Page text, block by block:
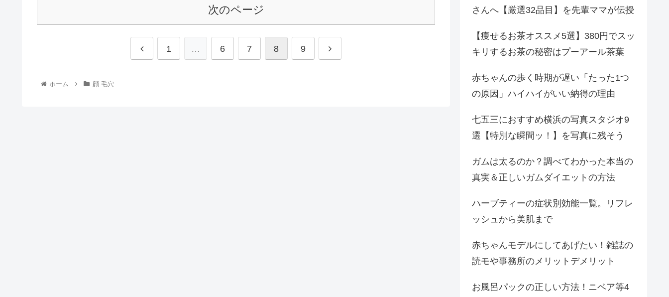
次のページ
1 … 6 7 8 9
ホーム 顔 毛穴
さんへ【厳選32品目】を先輩ママが伝授
【痩せるお茶オススメ5選】380円でスッ
キリするお茶の秘密はプーアール茶葉
赤ちゃんの歩く時期が遅い「たった1つ
の原因」ハイハイがいい納得の理由
七五三におすすめ横浜の写真スタジオ9
選【特別な瞬間ッ！】を写真に残そう
ガムは太るのか？調べてわかった本当の
真実＆正しいガムダイエットの方法
ハーブティーの症状別効能一覧。リフレ
ッシュから美肌まで
赤ちゃんモデルにしてあげたい！雑誌の
読モや事務所のメリットデメリット
お風呂パックの正しい方法！ニベア等4